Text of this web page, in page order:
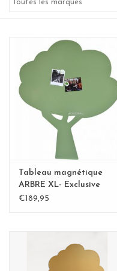
BIG SALE , GRAB YOUR
LIMITED EXCLUSIVES
Etagères Shelves
Rectangulaire, carrées, rondes
tableau magnétique
Tableau magnétique
ARBRE XL- Exclusive
Kamakura vert
€189,95